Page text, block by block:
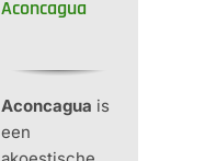
Aconcagua
Aconcagua is
een